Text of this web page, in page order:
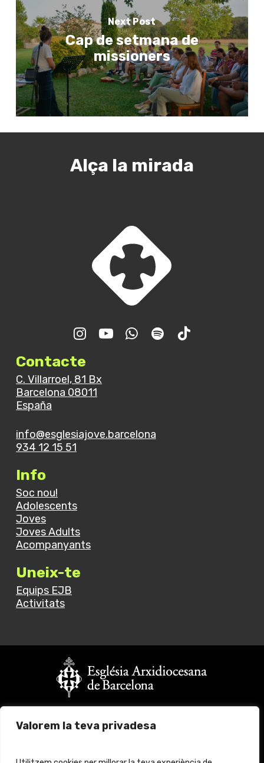
Valorem la teva privadesa
Next Post
Cap de setmana de
missioners
Alça la mirada
Contacte
C. Villarroel, 81 Bx
Barcelona 08011
España
info@esglesiajove.barcelona
934 12 15 51
Info
Soc nou!
Adolescents
Joves
Joves Adults
Acompanyants
Uneix-te
Equips EJB
Activitats
Fes clickaquíper més informació
© 2024 Església Jove Barcelona. All rights reserved.